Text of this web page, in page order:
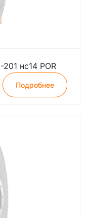
нс14 POR
Подробнее